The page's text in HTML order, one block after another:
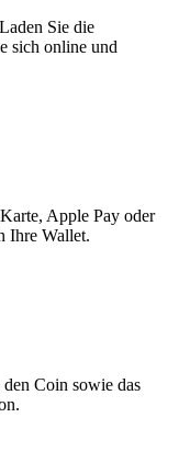
Sie die
sich online und
Apple Pay oder
Ihre Wallet.
Coin sowie das